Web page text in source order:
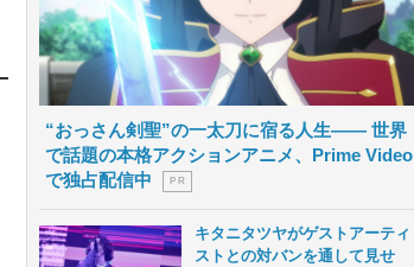
“おっさん剣聖”の一太刀に宿る人生―― 世界
で話題の本格アクションアニメ、Prime Video
で独占配信中
P R
キタニタツヤがゲストアーティ
ストとの対バンを通して見せ